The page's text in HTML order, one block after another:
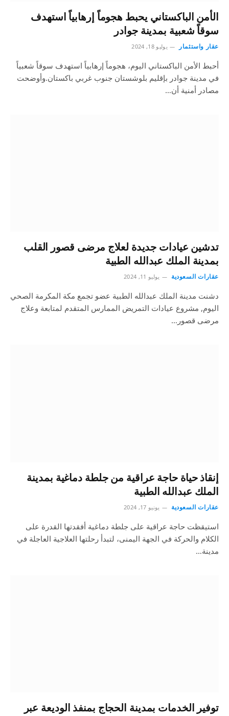
الأمن الباكستاني يحبط هجوماً إرهابياً استهدف
سوقاً شعبية بمدينة جوادر
عقار واستثمار يوليو 18, 2024
أحبط الأمن الباكستاني اليوم، هجوماً إرهابياً استهدف سوقاً شعبياً
في مدينة جوادر بإقليم بلوشستان جنوب غربي باكستان.وأوضحت
مصادر أمنية أن…
تدشين عيادات جديدة لعلاج مرضى قصور القلب
بمدينة الملك عبدالله الطبية
عقارات السعودية يوليو 11, 2024
دشنت مدينة الملك عبدالله الطبية عضو تجمع مكة المكرمة الصحي
اليوم, مشروع عيادات التمريض الممارس المتقدم لمتابعة وعلاج
مرضى قصور…
إنقاذ حياة حاجة عراقية من جلطة دماغية بمدينة
الملك عبدالله الطبية
عقارات السعودية يونيو 17, 2024
استيقظت حاجة عراقية على جلطة دماغية أفقدتها القدرة على
الكلام والحركة في الجهة اليمنى، لتبدأ رحلتها العلاجية العاجلة في
مدينة…
توفير الخدمات بمدينة الحجاج بمنفذ الوديعة عبر